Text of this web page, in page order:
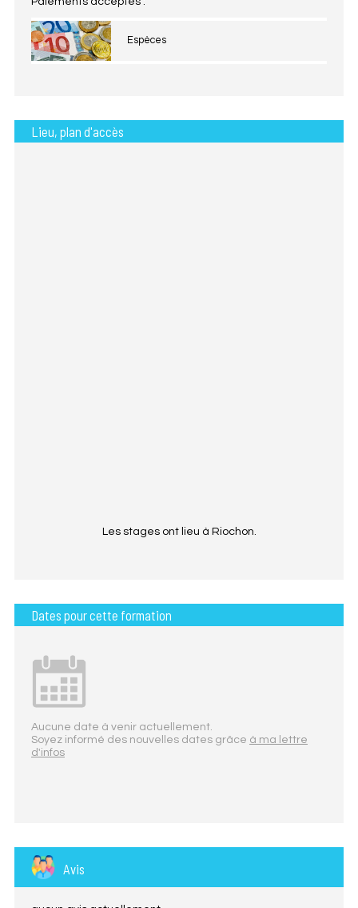
Espèces
Lieu, plan d'accès
Les stages ont lieu à Riochon.
Dates pour cette formation
Aucune date à venir actuellement.
Soyez informé des nouvelles dates grâce à ma lettre
d'infos
Avis